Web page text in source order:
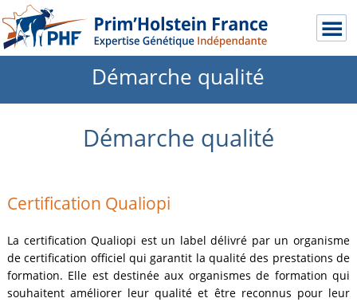
Démarche qualité
Démarche qualité
Certification Qualiopi
La certification Qualiopi est un label délivré par un organisme
de certification officiel qui garantit la qualité des prestations de
formation. Elle est destinée aux organismes de formation qui
souhaitent améliorer leur qualité et être reconnus pour leur